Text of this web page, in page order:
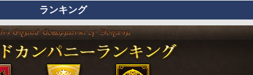
ランキング